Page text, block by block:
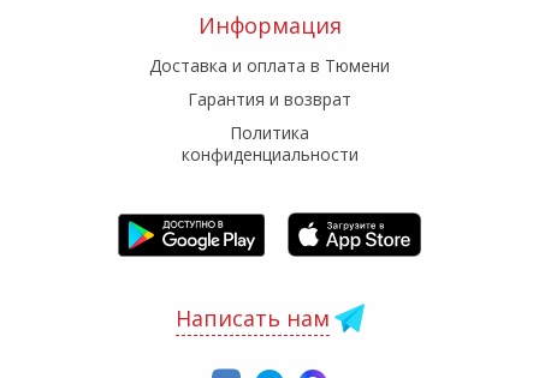
Информация
Доставка и оплата в Тюмени
Гарантия и возврат
Политика
конфиденциальности
Написать нам